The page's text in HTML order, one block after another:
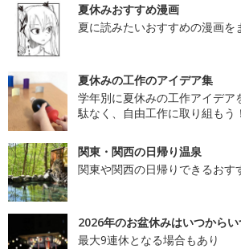
夏休みおすすめ漫画
夏に読みたいおすすめの漫画を
夏休みの工作のアイデア集
学年別に夏休みの工作アイデア
駄なく、自由工作に取り組もう！
関東・関西の日帰り温泉
関東や関西の日帰りできるおす
2026年のお盆休みはいつからい
最大9連休となる場合もあり